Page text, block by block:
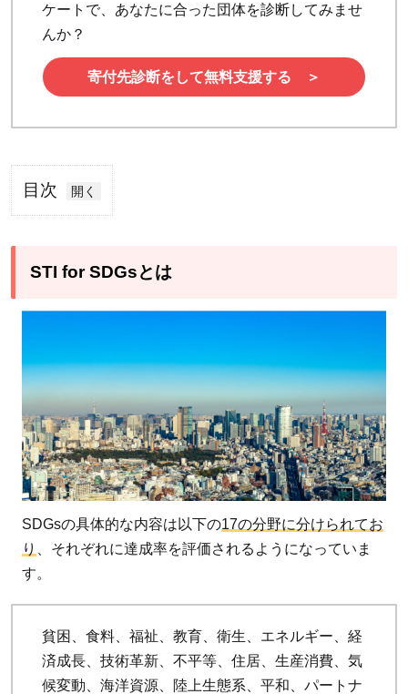
ケートで、あなたに合った団体を診断してみませ
んか？
寄付先診断をして無料支援する ＞
目次
1
for
とは
新
し
い
変
革
を
み
出
す
先
端
科
学
STI for SDGsとは
SDGsの具体的な内容は以下の17の分野に分けられてお
り
、それぞれに達成率を評価されるようになっていま
す。
貧困、食料、福祉、教育、衛生、エネルギー、経
済成長、技術革新、不平等、住居、生産消費、気
候変動、海洋資源、陸上生態系、平和、パートナ